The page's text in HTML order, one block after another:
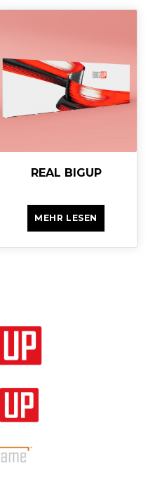
REAL BIGUP
MEHR LESEN